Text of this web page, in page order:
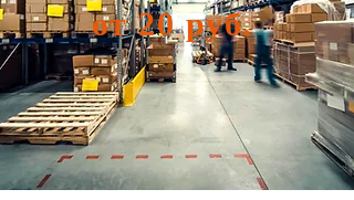
от 20 руб.